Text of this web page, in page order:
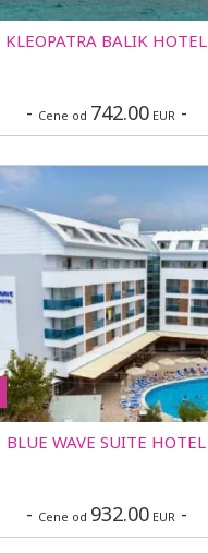
KLEOPATRA BALIK HOTEL
- Cene od 742.00EUR-
BLUE WAVE SUITE HOTEL
- Cene od 932.00EUR-